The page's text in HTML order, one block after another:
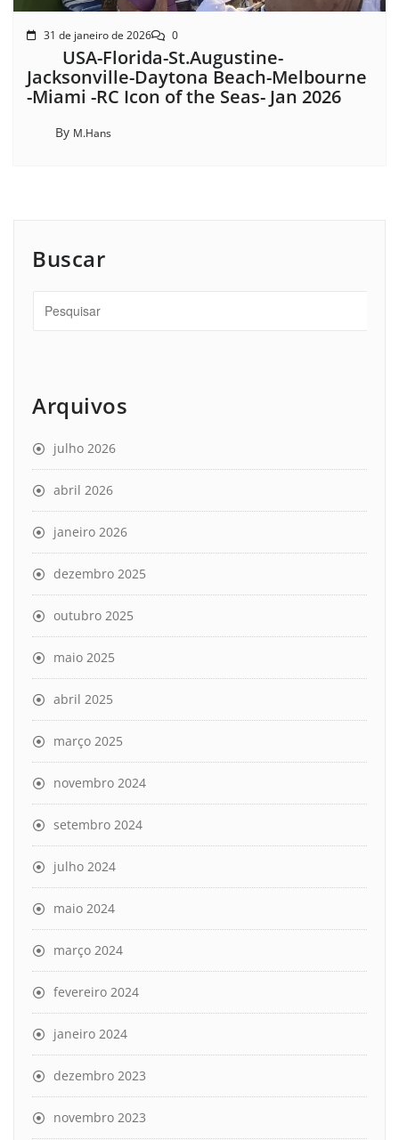
31 de janeiro de 2026 0
USA-Florida-St.Augustine-
Jacksonville-Daytona Beach-Melbourne
-Miami -RC Icon of the Seas- Jan 2026
By M.Hans
Buscar
Arquivos
julho 2026
abril 2026
janeiro 2026
dezembro 2025
outubro 2025
maio 2025
abril 2025
março 2025
novembro 2024
setembro 2024
julho 2024
maio 2024
março 2024
fevereiro 2024
janeiro 2024
dezembro 2023
novembro 2023